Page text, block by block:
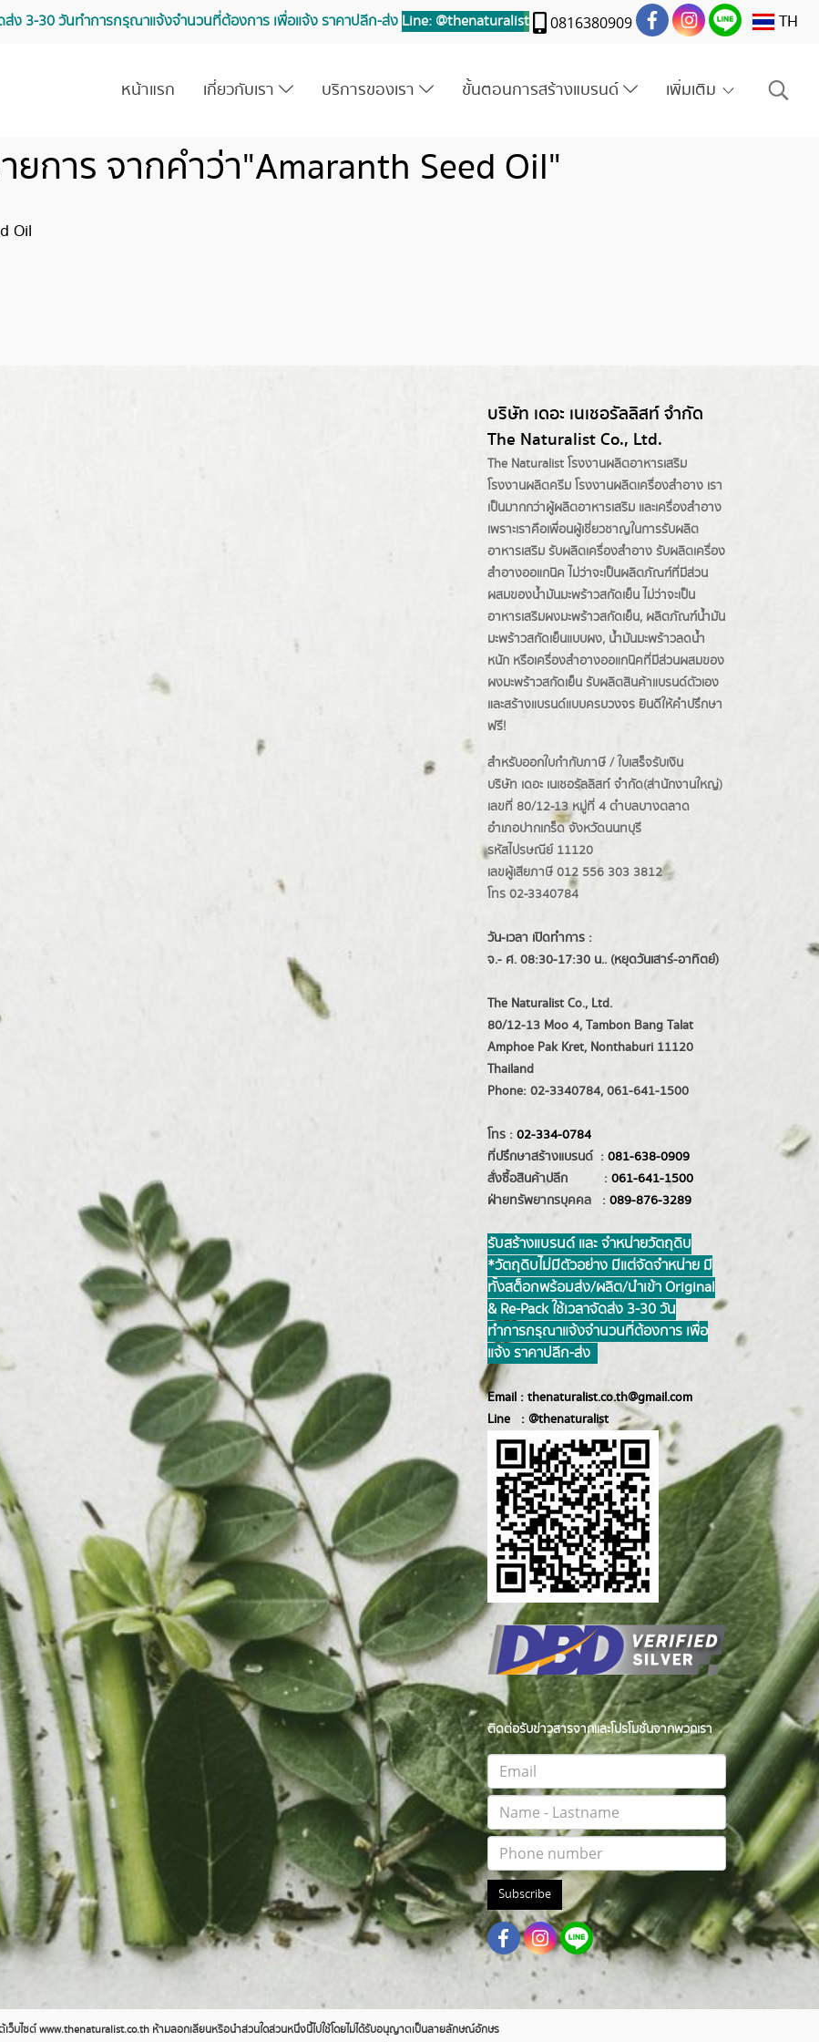
ง 3-30 วันทำการ กรุณาแจ้งจำนวนที่ต้องการ เพื่อแจ้ง ราคาปลีก-ส่ง Line: @thenaturalist 0816380909 TH
หน้าแรก เกี่ยวกับเรา บริการของเรา ขั้นตอนการสร้างแบรนด์ เพิ่มเติม
การ จากคำว่า"Amaranth Seed Oil"
Oil
บริษัท เดอะ เนเชอรัลลิสท์ จำกัด
The Naturalist Co., Ltd.
The Naturalist โรงงานผลิตอาหารเสริม
โรงงานผลิตครีมโรงงานผลิตเครื่องสำอาง เรา
เป็นมากกว่าผู้ผลิตอาหารเสริมและเครื่องสำอาง
เพราะเราคือเพื่อนผู้เชี่ยวชาญในการรับผลิต
อาหารเสริม รับผลิตเครื่องสำอาง รับผลิตเครื่อง
สำอางออแกนิค ไม่ว่าจะเป็นผลิตภัณฑ์ที่มีส่วน
ผสมของน้ำมันมะพร้าวสกัดเย็น ไม่ว่าจะเป็น
อาหารเสริมผงมะพร้าวสกัดเย็น, ผลิตภัณฑ์น้ำมัน
มะพร้าวสกัดเย็นแบบผง, น้ำมันมะพร้าวลดน้ำ
หนักหรือเครื่องสำอางออแกนิคที่มีส่วนผสมของ
ผงมะพร้าวสกัดเย็น รับผลิตสินค้าแบรนด์ตัวเอง
และสร้างแบรนด์แบบครบวงจร ยินดีให้คำปรึกษา
ฟรี!
สำหรับออกใบกำกับภาษี / ใบเสร็จรับเงิน
บริษัท เดอะ เนเชอรัลลิสท์ จำกัด(ส่านักงานใหญ่)
เลขที่ 80/12-13 หมู่ที่ 4 ตำบลบางตลาด
อำเภอปากเกร็ดจังหวัดนนทบุรี
รหัสไปรษณีย์ 11120
เลขผู้เสียภาษี 012 556 303 3812
โทร 02-3340784
วัน-เวลา เปิดทำการ :
จ.- ศ. 08:30-17:30 น.. (หยุดวันเสาร์-อาทิตย์)
The Naturalist Co., Ltd.
80/12-13 Moo 4, Tambon Bang Talat
Amphoe Pak Kret, Nonthaburi 11120
Thailand
Phone: 02-3340784, 061-641-1500
โทร : 02-334-0784
ที่ปรึกษาสร้างแบรนด์ : 081-638-0909
สั่งซื้อสินค้าปลีก : 061-641-1500
ฝ่ายทรัพยากรบุคคล : 089-876-3289
รับสร้างแบรนด์ และ จำหน่ายวัตถุดิบ
*วัตถุดิบไม่มีตัวอย่าง มีแต่จัดจำหน่าย มี
ทั้งสต็อกพร้อมส่ง/ผลิต/นำเข้า Original
& Re-Pack ใช้เวลาจัดส่ง 3-30 วัน
ทำการ กรุณาแจ้งจำนวนที่ต้องการ เพื่อ
แจ้ง ราคาปลีก-ส่ง
Email : thenaturalist.co.th@gmail.com
Line : @thenaturalist
ติดต่อรับข่าวสารจากและโปรโมชั่นจากพวกเรา
Subscribe
บไซต์ www.thenaturalist.co.th ห้ามลอกเลียนหรือนำส่วนใดส่วนหนึ่งนี้ไปใช้โดยไม่ได้รับอนุญาตเป็นลายลักษณ์อักษร